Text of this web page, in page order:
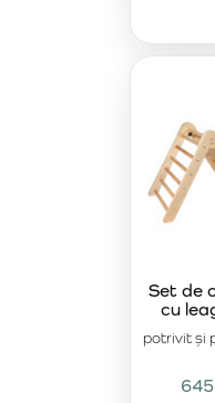
activități de joc. Copiii
îmbunătăți coordonarea
ideal pentru copiii mici
de mișcare și
Pentru cei care caută o
Setul de cățărare Pikler
triunghiul Pikler cu un
leagăn oferă copiilor
echilibrul, abilitățile de
potrivit și
Set de
cu